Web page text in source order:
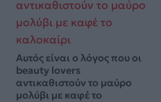
Αυτός είναι ο λόγος που οι
beauty lovers
αντικαθιστούν το μαύρο
μολύβι με καφέ το